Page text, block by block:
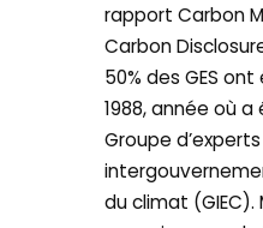
rapport Carbon
Carbon
50% des GES
1988, année où
Groupe d’experts
du climat (GIEC).